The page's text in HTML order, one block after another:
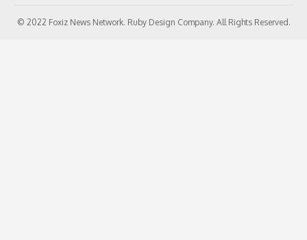
© 2022 Foxiz News Network. Ruby Design Company. All Rights Reserved.